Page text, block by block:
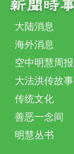
大陆消息
海外消息
空中明慧周报
大法洪传故事
传统文化
善恶一念间
明慧丛书